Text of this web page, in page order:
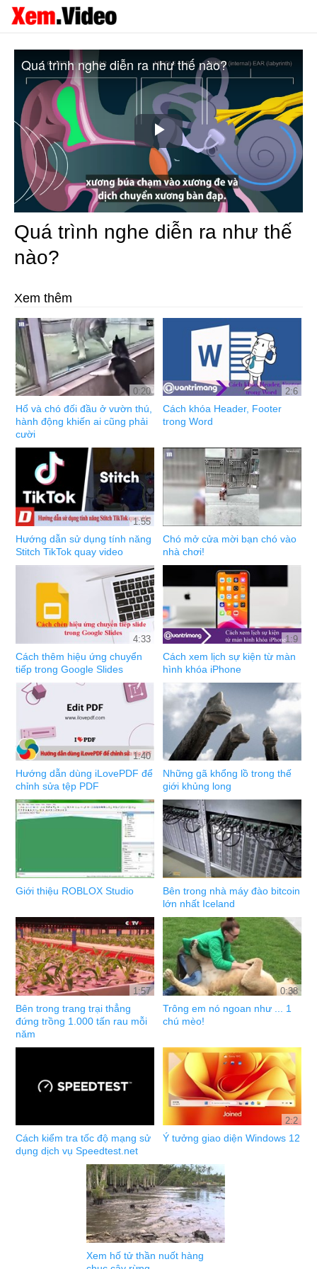
Play
Video
Quá trình nghe diễn ra như thế nào?
Quá trình nghe diễn ra như thế
nào?
Xem thêm
0:20
Hổ và chó đối đầu ở vườn thú,
hành động khiến ai cũng phải
cười
2:6
Cách khóa Header, Footer
trong Word
1:55
Hướng dẫn sử dụng tính năng
Stitch TikTok quay video
Chó mở cửa mời bạn chó vào
nhà chơi!
4:33
Cách thêm hiệu ứng chuyển
tiếp trong Google Slides
1:9
Cách xem lịch sự kiện từ màn
hình khóa iPhone
1:40
Hướng dẫn dùng iLovePDF để
chỉnh sửa tệp PDF
Những gã khổng lồ trong thế
giới khủng long
Giới thiệu ROBLOX Studio
Bên trong nhà máy đào bitcoin
lớn nhất Iceland
1:57
Bên trong trang trại thẳng
đứng trồng 1.000 tấn rau mỗi
năm
0:38
Trông em nó ngoan như ... 1
chú mèo!
Cách kiểm tra tốc độ mạng sử
dụng dịch vụ Speedtest.net
2:2
Ý tưởng giao diện Windows 12
Xem hố tử thần nuốt hàng